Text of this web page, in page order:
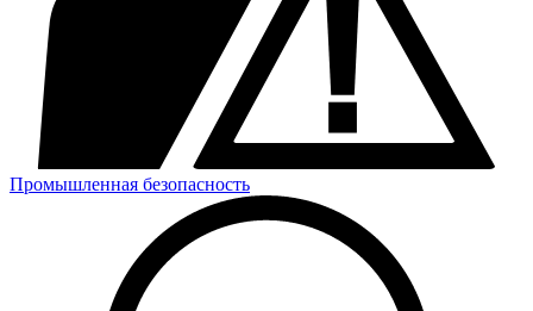
Промышленная безопасность